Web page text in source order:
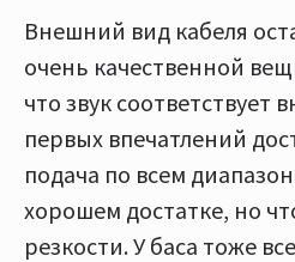
Внешний вид кабеля
очень качественной
что звук соответствует
первых впечатлений
подача по всем
хорошем достатке, но
резкости. У баса тоже